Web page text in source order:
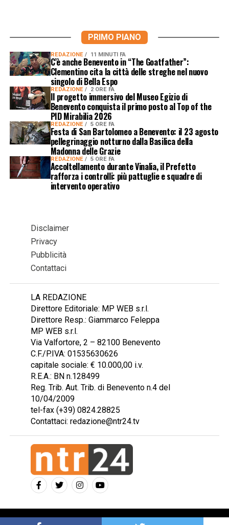
PRIMO PIANO
REDAZIONE 11 MINUTI FA
C’è anche Benevento in “The Goatfather”:
Clementino cita la città delle streghe nel nuovo
singolo di Bella Espo
REDAZIONE 2 ORE FA
Il progetto immersivo del Museo Egizio di
Benevento conquista il primo posto al Top of the
PID Mirabilia 2026
REDAZIONE 5 ORE FA
Festa di San Bartolomeo a Benevento: il 23 agosto
pellegrinaggio notturno dalla Basilica della
Madonna delle Grazie
REDAZIONE 5 ORE FA
Accoltellamento durante Vinalia, il Prefetto
rafforza i controlli: più pattuglie e squadre di
intervento operativo
Disclaimer
Privacy
Pubblicità
Contattaci
LA REDAZIONE
Direttore Editoriale: MP WEB s.r.l.
Direttore Resp.: Giammarco Feleppa
MP WEB s.r.l.
Via Valfortore, 2 – 82100 Benevento
C.F./P.IVA: 01535630626
capitale sociale: € 10.000,00 i.v.
R.E.A.: BN n.128499
Reg. Trib. Aut. Trib. di Benevento n.4 del
10/04/2009
tel-fax (+39) 0824.28825
Contattaci: redazione@ntr24.tv
Copyright © 2023 Intelligentia S.r.l.